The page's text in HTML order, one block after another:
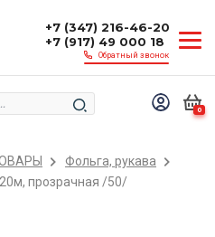
+7 (347) 216-46-20
+7 (917) 49 000 18
Обратный звонок
0
Фольга, рукава
прозрачная /50/